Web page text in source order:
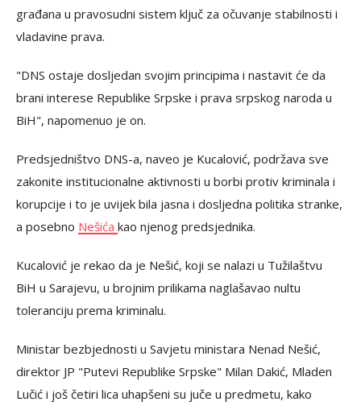
građana u pravosudni sistem ključ za očuvanje stabilnosti i
vladavine prava.
"DNS ostaje dosljedan svojim principima i nastavit će da
brani interese Republike Srpske i prava srpskog naroda u
BiH", napomenuo je on.
Predsjedništvo DNS-a, naveo je Kucalović, podržava sve
zakonite institucionalne aktivnosti u borbi protiv kriminala i
korupcije i to je uvijek bila jasna i dosljedna politika stranke,
a posebno Nešića kao njenog predsjednika.
Kucalović je rekao da je Nešić, koji se nalazi u Tužilaštvu
BiH u Sarajevu, u brojnim prilikama naglašavao nultu
toleranciju prema kriminalu.
Ministar bezbjednosti u Savjetu ministara Nenad Nešić,
direktor JP "Putevi Republike Srpske" Milan Dakić, Mladen
Lučić i još četiri lica uhapšeni su juče u predmetu, kako